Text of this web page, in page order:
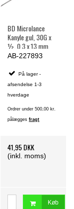
BD Microlance
Kanyle gul, 30G x
½, 0,3 x 13 mm,
Steril - 100 stk.
AB-227893
På lager -
afsendelse 1-3
hverdage
Ordrer under 500,00 kr.
pålæggesfragt
41,95 DKK
(inkl. moms)
Køb